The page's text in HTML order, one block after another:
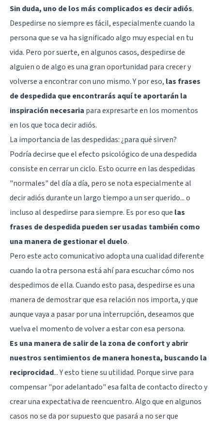
Sin duda, uno de los más complicados es decir adiós.
Despedirse no siempre es fácil, especialmente cuando la
persona que se va ha significado algo muy especial en tu
vida. Pero por suerte, en algunos casos, despedirse de
alguien o de algo es una gran oportunidad para crecer y
volverse a encontrar con uno mismo. Y por eso, las frases
de despedida que encontrarás aquí te aportarán la
inspiración necesaria para expresarte en los momentos
en los que toca decir adiós.
La importancia de las despedidas: ¿para qué sirven?
Podría decirse que el efecto psicológico de una despedida
consiste en cerrar un ciclo. Esto ocurre en las despedidas
"normales" del día a día, pero se nota especialmente al
decir adiós durante un largo tiempo a un ser querido... o
incluso al despedirse para siempre. Es por eso que las
frases de despedida pueden ser usadas también como
una manera de gestionar el duelo.
Pero este acto comunicativo adopta una cualidad diferente
cuando la otra persona está ahí para escuchar cómo nos
despedimos de ella. Cuando esto pasa, despedirse es una
manera de demostrar que esa relación nos importa, y que
aunque vaya a pasar por una interrupción, deseamos que
vuelva el momento de volver a estar con esa persona.
Es una manera desalir de la zona de conforty abrir
nuestros sentimientos de manera honesta, buscando la
reciprocidad... Y esto tiene su utilidad. Porque sirve para
compensar "por adelantado" esa falta de contacto directo y
crear una expectativa de reencuentro. Algo que en algunos
casos no se da por supuesto que pasará a no ser que